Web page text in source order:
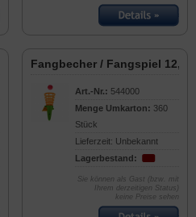
Fangbecher / Fangspiel
Art.-Nr.: 544000
Menge Umkarton: 360
Stück
Lieferzeit: Unbekannt
Lagerbestand:
Sie können als Gast (bzw. mit
Ihrem derzeitigen Status)
keine Preise sehen